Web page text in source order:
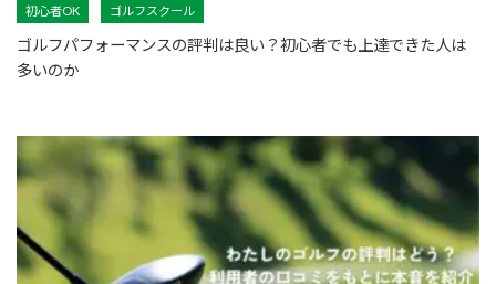
初心者OK ゴルフスクール
ゴルフパフォーマンスの評判は良い？初心者でも上達できた人は
多いのか